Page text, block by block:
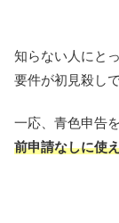
知らない人にと
要件が初見殺し
一応、青色申告
前申請なしに使